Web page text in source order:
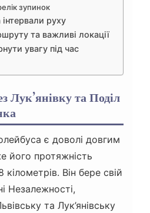
зупинок
руху
та важливі локації
увагу під час
Лук’янівку та Поділ
є доволі довгим
його протяжність
Він бере свій
Незалежності,
та Лук’янівську